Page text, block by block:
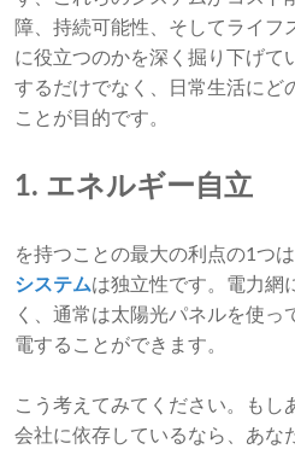
障、持続可能性、そしてライフ
に役立つのかを深く掘り下げて
するだけでなく、日常生活にど
ことが目的です。
1. エネルギー自立
を持つことの最大の利点の1つは
システムは独立性です。電力網
く、通常は太陽光パネルを使っ
電することができます。
こう考えてみてください。もし
会社に依存しているなら、あな